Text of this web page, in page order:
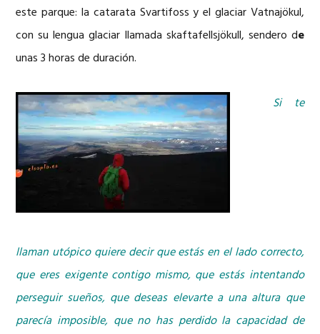
este parque: la catarata Svartifoss y el glaciar Vatnajökul,
con su lengua glaciar llamada skaftafellsjökull, sendero de
unas 3 horas de duración.
Si te
llaman utópico quiere decir que estás en el lado correcto,
que eres exigente contigo mismo, que estás intentando
perseguir sueños, que deseas elevarte a una altura que
parecía imposible, que no has perdido la capacidad de